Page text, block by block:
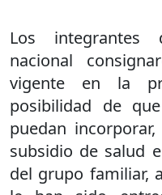
Los integrantes
nacional
vigente en la
posibilidad de
puedan
subsidio de salud
del grupo familiar,